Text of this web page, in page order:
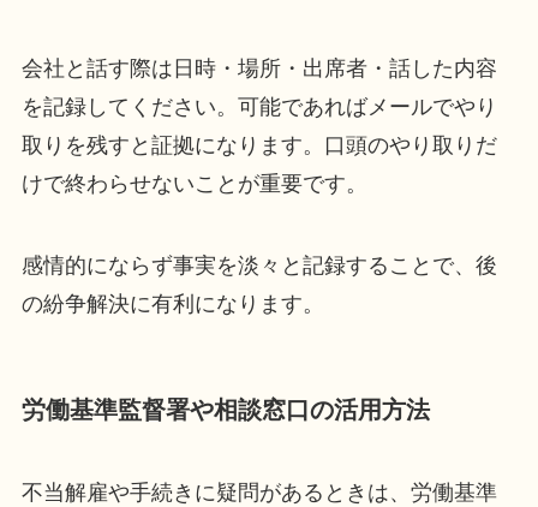
会社と話す際は日時・場所・出席者・話した内容
を記録してください。可能であればメールでやり
取りを残すと証拠になります。口頭のやり取りだ
けで終わらせないことが重要です。
感情的にならず事実を淡々と記録することで、後
の紛争解決に有利になります。
労働基準監督署や相談窓口の活用方法
不当解雇や手続きに疑問があるときは、労働基準